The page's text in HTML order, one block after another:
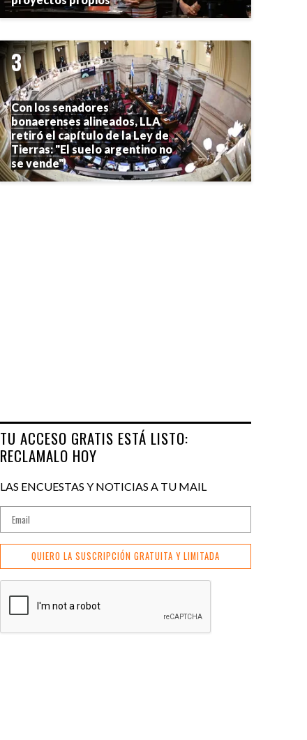
Con los senadores
bonaerenses alineados, LLA
retiró el capítulo de la Ley de
Tierras: "El suelo argentino no
se vende"
TU ACCESO GRATIS ESTÁ LISTO:
RECLAMALO HOY
LAS ENCUESTAS Y NOTICIAS A TU MAIL
QUIERO LA SUSCRIPCIÓN GRATUITA Y LIMITADA